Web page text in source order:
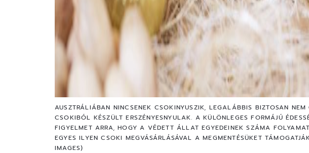
AUSZTRÁLIÁBAN NINCSENEK CSOKINYUSZIK, LEGALÁBBIS BIZTOSAN
CSOKIBÓL KÉSZÜLT ERSZÉNYESNYULAK. A KÜLÖNLEGES FORMÁJÚ
FIGYELMET ARRA, HOGY A VÉDETT ÁLLAT EGYEDEINEK SZÁMA
EGYES ILYEN CSOKI MEGVÁSÁRLÁSÁVAL A MEGMENTÉSÜKET
IMAGES)